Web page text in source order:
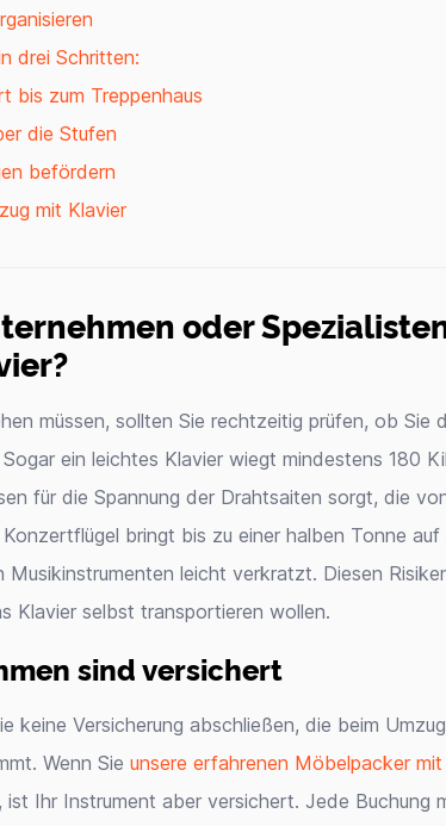
drei Schritten:
bis zum Treppenhaus
die Stufen
befördern
mit Klavier
oder
müssen, sollten Sie rechtzeitig prüfen, ob Sie
ein leichtes Klavier wiegt mindestens 180
für die Spannung der Drahtsaiten sorgt, die
bringt bis zu einer halben Tonne auf
leicht verkratzt. Diesen
Klavier selbst transportieren wollen.
sind versichert
keine Versicherung abschließen, die beim
Wenn Sie unsere erfahrenen Möbelpacker
, ist Ihr Instrument aber versichert. Jede Buchung